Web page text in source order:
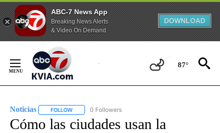
ABC-7 News App
Breaking News Alerts
& Video On Demand
DOWNLOAD
Content
87°
Noticias FOLLOW FOLLOW "NOTICIAS" TO RECEIVE NOTIFICATIONS
0 Followers
Cómo las ciudades usan la